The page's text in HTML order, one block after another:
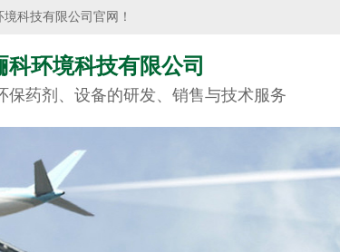
科技有限公司官网！
科环境科技有限公司
保药剂、设备的研发、销售与技术服务